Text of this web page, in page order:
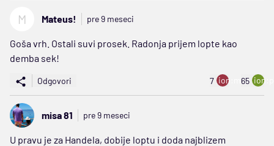
M Mateus! pre 9 meseci
Goša vrh. Ostali suvi prosek. Radonja prijem lopte kao
demba sek!
Odgovori 7 ion:minus
65
misa 81 pre 9 meseci
U pravu je za Handela, dobije loptu i doda najblizem